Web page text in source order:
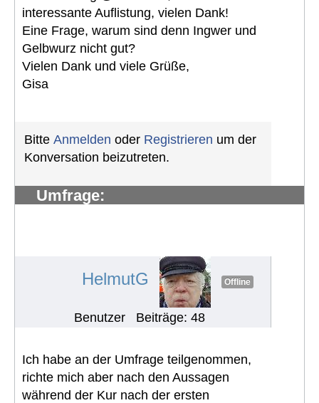
interessante Auflistung, vielen Dank!
Eine Frage, warum sind denn Ingwer und
Gelbwurz nicht gut?
Vielen Dank und viele Grüße,
Gisa
Bitte Anmelden oder Registrieren um der
Konversation beizutreten.
Umfrage:
HelmutG Offline
Benutzer Beiträge: 48
Ich habe an der Umfrage teilgenommen,
richte mich aber nach den Aussagen
während der Kur nach der ersten